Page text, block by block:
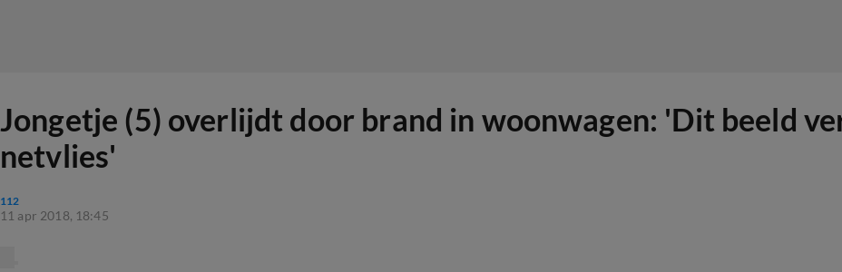
Jongetje (5) overlijdt door brand in woonwagen: 'Dit beeld
netvlies'
112
11 apr 2018, 18:45